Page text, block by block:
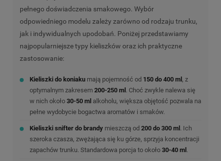
pełnego doświadczenia smakowego. Wybór
odpowiedniego modelu zależy zarówno od rodzaju trunku,
jak i indywidualnych upodobań. Poniżej przedstawiamy
najpopularniejsze typy kieliszków oraz ich praktyczne
zastosowanie:
Kieliszki do koniakumają pojemność od 150 do 400 ml , z
optymalnym zakresem 200-250 ml . Choć zwykle nalewa się
w nich około 30-50 ml alkoholu, większa objętość pozwala na
pełne wydobycie bogactwa aromatów i smaków.
Kieliszki snifter do brandymieszczą od 200 do 300 ml . Ich
szeroka czasza, zwężająca się ku górze, sprzyja koncentracji
zapachów trunku. Standardowa porcja to około 30-40 ml .